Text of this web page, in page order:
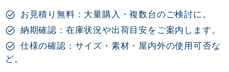
お見積り無料：大量購入・複数台のご検討に。
納期確認：在庫状況や出荷目安をご案内します。
仕様の確認：サイズ・素材・屋内外の使用可否な
ど。